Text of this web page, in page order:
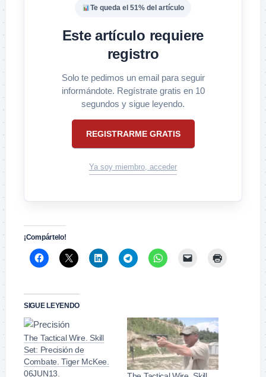
Te queda el 51% del artículo
Este artículo requiere
registro
Solo te pedimos un email para seguir
informándote. Regístrate gratis en 10
segundos y sigue leyendo.
REGISTRARME GRATIS
Ya soy miembro, acceder
¡Compártelo!
SIGUE LEYENDO
The Tactical Wire. Skill
Set: Precisión de
Combate. Tiger McKee.
06JUN13.